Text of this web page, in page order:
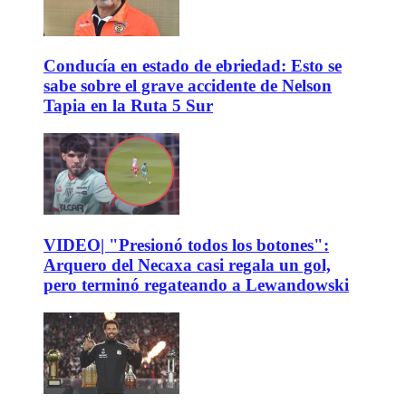
Conducía en estado de ebriedad: Esto se
sabe sobre el grave accidente de Nelson
Tapia en la Ruta 5 Sur
VIDEO| "Presionó todos los botones":
Arquero del Necaxa casi regala un gol,
pero terminó regateando a Lewandowski